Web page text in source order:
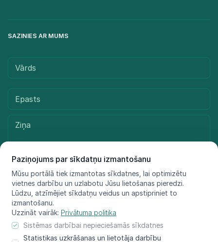
Paziņojums par sīkdatņu izmantošanu
Mūsu portālā tiek izmantotas sīkdatnes, lai optimizētu
vietnes darbību un uzlabotu Jūsu lietošanas pieredzi.
Lūdzu, atzīmējiet sīkdatņu veidus un apstipriniet to
izmantošanu.
Uzzināt vairāk: Privātuma politika
Sistēmas darbībai nepieciešamās sīkdatnes
Statistikas uzkrāšanas un lietotāja darbību
SAZINIES AR MUMS
Sūtīt ziņu
© LIFE FOR SPECIES, 2021 - 2025
Informācija atspoguļo tikai projekta LIFE FOR SPECIES īstenotāju